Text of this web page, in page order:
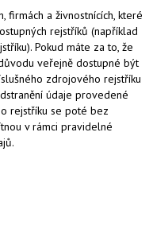
firmách a živnostnících, které
rejstříků (například
Pokud máte za to, že
veřejně dostupné být
zdrojového rejstříku
údaje provedené
rejstříku se poté bez
v rámci pravidelné